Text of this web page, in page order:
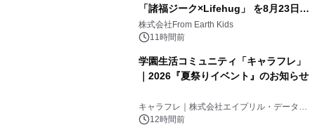
「諸福ジーク×Lifehug」 を8月23日
(日)開催
株式会社From Earth Kids
11時間前
学園生活コミュニティ「キャラフレ」
｜2026『夏祭りイベント』のお知らせ
キャラフレ｜株式会社エイプリル・データ・
デザインズ
12時間前